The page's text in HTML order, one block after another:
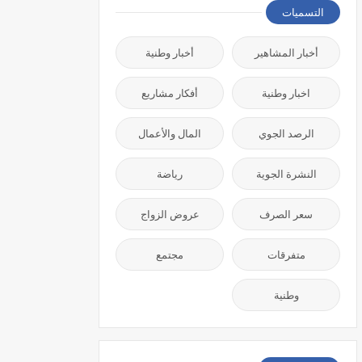
التسميات
أخبار المشاهير أخبار وطنية
اخبار وطنية أفكار مشاريع
الرصد الجوي المال والأعمال
النشرة الجوية رياضة
سعر الصرف عروض الزواج
متفرقات مجتمع
وطنية